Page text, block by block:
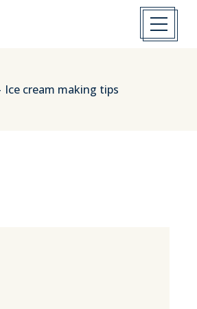
Ice cream making tips